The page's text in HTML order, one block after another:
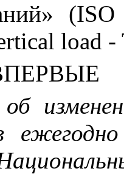
»
load -
об
ежегодно